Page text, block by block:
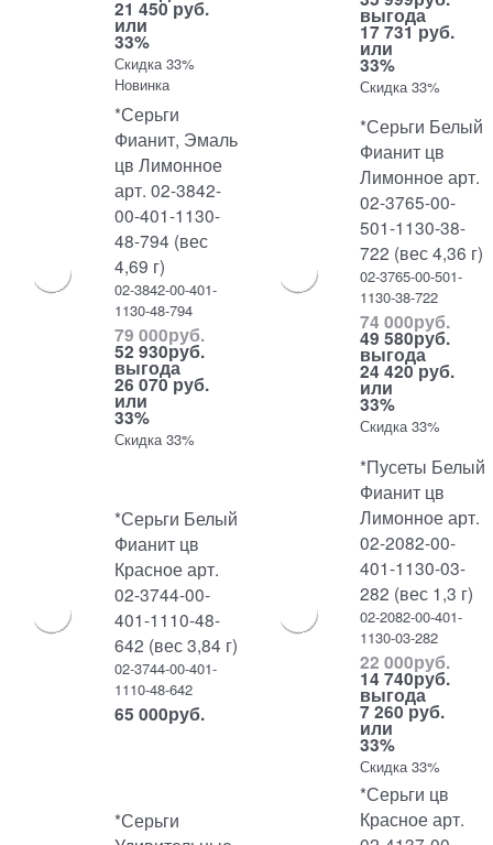
21 450 руб.
или
33%
Скидка 33%
Новинка
выгода
17 731 руб.
или
33%
Скидка 33%
*Серьги
Фианит, Эмаль
цв Лимонное
арт. 02-3842-
00-401-1130-
48-794 (вес
4,69 г)
02-3842-00-401-
1130-48-794
79 000руб.
52 930руб.
выгода
26 070 руб.
или
33%
Скидка 33%
*Серьги Белый
Фианит цв
Лимонное арт.
02-3765-00-
501-1130-38-
722 (вес 4,36 г)
02-3765-00-501-
1130-38-722
74 000руб.
49 580руб.
выгода
24 420 руб.
или
33%
Скидка 33%
*Серьги Белый
Фианит цв
Красное арт.
02-3744-00-
401-1110-48-
642 (вес 3,84 г)
02-3744-00-401-
1110-48-642
65 000руб.
*Пусеты Белый
Фианит цв
Лимонное арт.
02-2082-00-
401-1130-03-
282 (вес 1,3 г)
02-2082-00-401-
1130-03-282
22 000руб.
14 740руб.
выгода
7 260 руб.
или
33%
Скидка 33%
*Серьги
*Серьги цв
Красное арт.